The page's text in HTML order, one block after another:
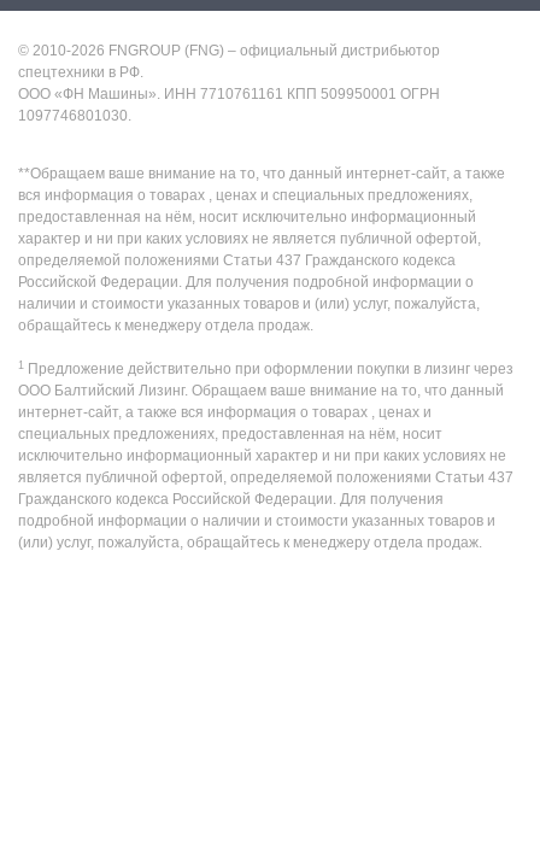
© 2010-2026 FNGROUP (FNG) – официальный дистрибьютор
спецтехники в РФ.
ООО «ФН Машины». ИНН 7710761161 КПП 509950001 ОГРН
1097746801030.
**Обращаем ваше внимание на то, что данный интернет-сайт, а также
вся информация о товарах , ценах и специальных предложениях,
предоставленная на нём, носит исключительно информационный
характер и ни при каких условиях не является публичной офертой,
определяемой положениями Статьи 437 Гражданского кодекса
Российской Федерации. Для получения подробной информации о
наличии и стоимости указанных товаров и (или) услуг, пожалуйста,
обращайтесь к менеджеру отдела продаж.
1
Предложение действительно при оформлении покупки в лизинг через
ООО Балтийский Лизинг. Обращаем ваше внимание на то, что данный
интернет-сайт, а также вся информация о товарах , ценах и
специальных предложениях, предоставленная на нём, носит
исключительно информационный характер и ни при каких условиях не
является публичной офертой, определяемой положениями Статьи 437
Гражданского кодекса Российской Федерации. Для получения
подробной информации о наличии и стоимости указанных товаров и
(или) услуг, пожалуйста, обращайтесь к менеджеру отдела продаж.